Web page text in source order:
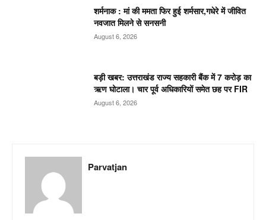
शर्मनाक : मां की ममता फिर हुई शर्मसार,गधेरे में जीवित
नवजात मिलने से सनसनी
August 6, 2026
बड़ी खबर: उत्तराखंड राज्य सहकारी बैंक में 7 करोड़ का
ऋण घोटाला। चार पूर्व अधिकारियों समेत छह पर FIR
August 6, 2026
Parvatjan